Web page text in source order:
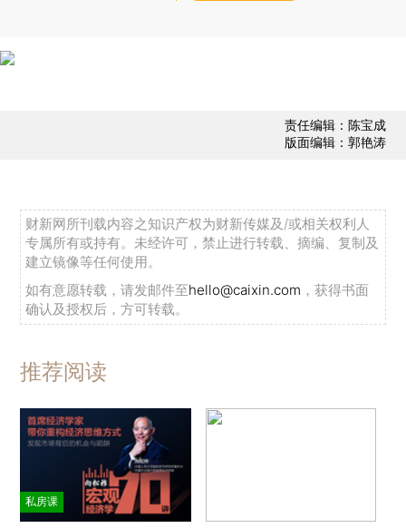
责任编辑：陈宝成
版面编辑：郭艳涛
财新网所刊载内容之知识产权为财新传媒及/或相关权利人
专属所有或持有。未经许可，禁止进行转载、摘编、复制及
建立镜像等任何使用。
如有意愿转载，请发邮件至hello@caixin.com ，获得书面
确认及授权后，方可转载。
推荐阅读
私房课